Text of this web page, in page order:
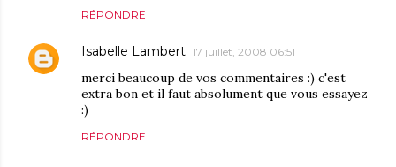
RÉPONDRE
Isabelle Lambert 17 juillet, 2008 06:51
merci beaucoup de vos commentaires :) c'est
extra bon et il faut absolument que vous essayez
:)
RÉPONDRE